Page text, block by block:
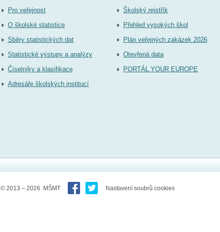
Pro veřejnost
O školské statistice
Sběry statistických dat
Statistické výstupy a analýzy
Číselníky a klasifikace
Adresáře školských institucí
Školský rejstřík
Přehled vysokých škol
Plán veřejných zakázek 2026
Otevřená data
PORTÁL YOUR EUROPE
© 2013 – 2026 MŠMT Nastavení soubrů cookies